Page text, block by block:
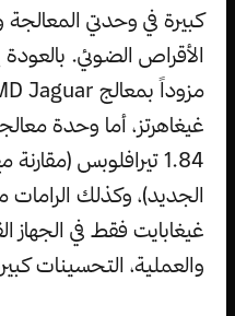
كبيرة في وحدتي
غيغاهرتز، أما وحدة
غيغابايت فقط في الجهاز
والعملية، التحسينات